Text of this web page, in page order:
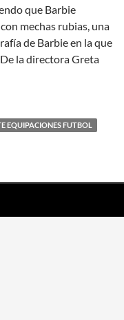
que Barbie
mechas rubias, una
de Barbie en la que
la directora Greta
EQUIPACIONES FUTBOL